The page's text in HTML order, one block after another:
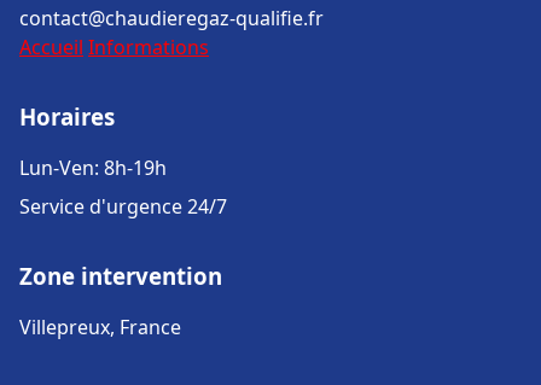
contact@chaudieregaz-qualifie.fr
Accueil Informations
Horaires
Lun-Ven: 8h-19h
Service d'urgence 24/7
Zone intervention
Villepreux, France